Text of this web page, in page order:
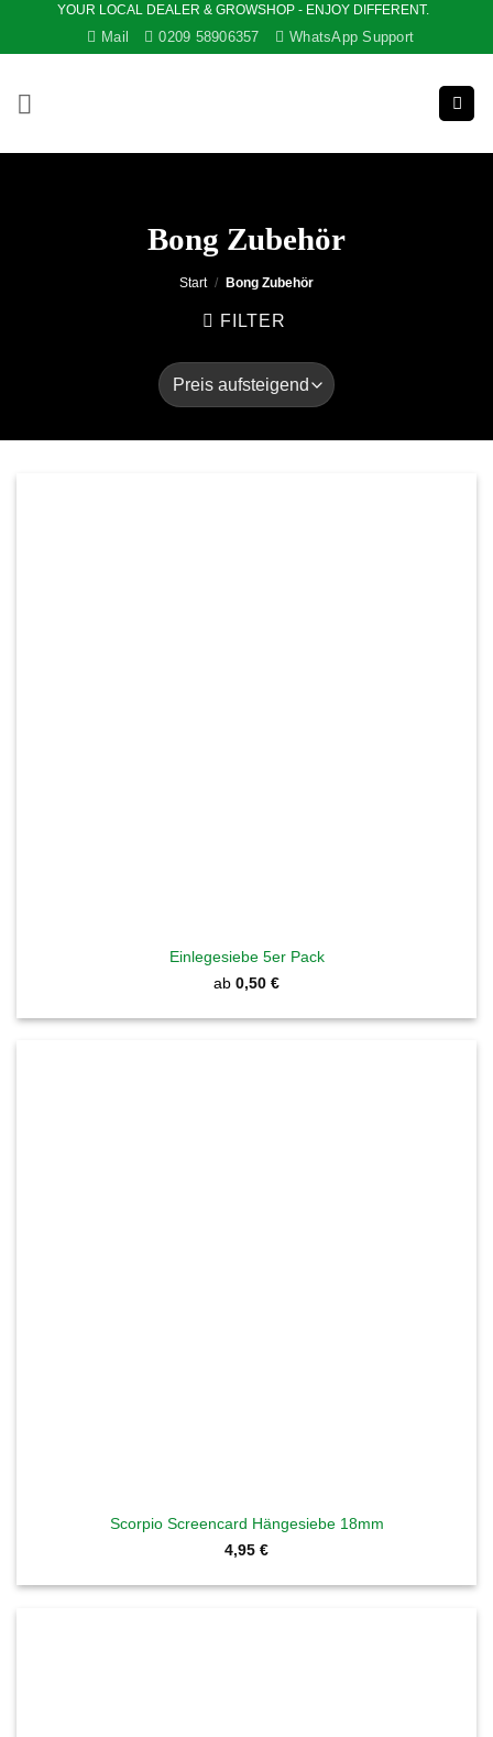
YOUR LOCAL DEALER & GROWSHOP - ENJOY DIFFERENT.
Mail 0209 58906357 WhatsApp Support
Bong Zubehör
Start / Bong Zubehör
FILTER
Einlegesiebe 5er Pack
ab 0,50 €
Scorpio Screencard Hängesiebe 18mm
4,95 €